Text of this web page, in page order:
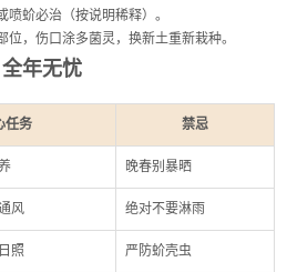
喷蚧必治（按说明稀释）。
位，伤口涂多菌灵，换新土重新栽种。
年无忧
任务 禁忌
晚春别暴晒
风 绝对不要淋雨
照 严防蚧壳虫